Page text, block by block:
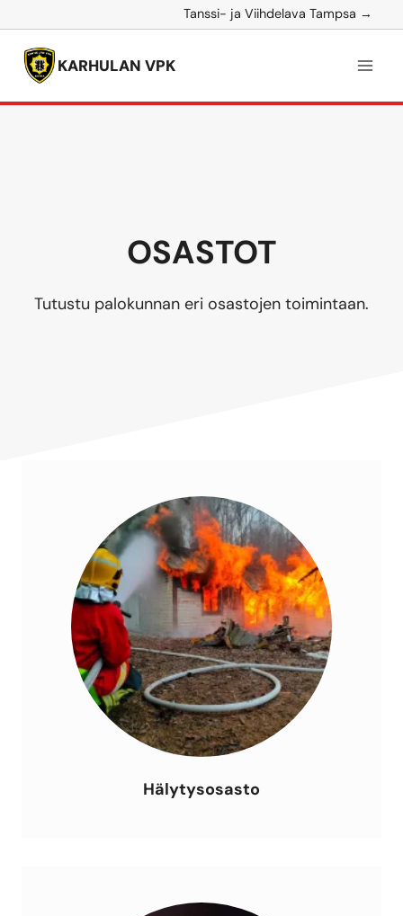
sisältöön
Tanssi- ja Viihdelava Tampsa →
KARHULAN VPK
OSASTOT
Tutustu palokunnan eri osastojen toimintaan.
Hälytysosasto